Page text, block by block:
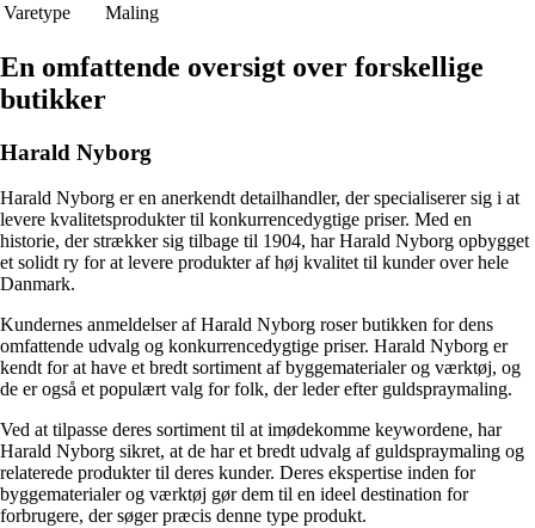
Varetype
Maling
En omfattende oversigt over forskellige
butikker
Harald Nyborg
Harald Nyborg er en anerkendt detailhandler, der specialiserer sig i at
levere kvalitetsprodukter til konkurrencedygtige priser. Med en
historie, der strækker sig tilbage til 1904, har Harald Nyborg opbygget
et solidt ry for at levere produkter af høj kvalitet til kunder over hele
Danmark.
Kundernes anmeldelser af Harald Nyborg roser butikken for dens
omfattende udvalg og konkurrencedygtige priser. Harald Nyborg er
kendt for at have et bredt sortiment af byggematerialer og værktøj, og
de er også et populært valg for folk, der leder efter guldspraymaling.
Ved at tilpasse deres sortiment til at imødekomme keywordene, har
Harald Nyborg sikret, at de har et bredt udvalg af guldspraymaling og
relaterede produkter til deres kunder. Deres ekspertise inden for
byggematerialer og værktøj gør dem til en ideel destination for
forbrugere, der søger præcis denne type produkt.